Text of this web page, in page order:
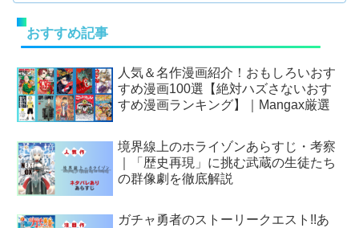
おすすめ記事
人気＆名作漫画紹介！おもしろいおす
すめ漫画100選【絶対ハズさないおす
すめ漫画ランキング】｜Mangax厳選
境界線上のホライゾンあらすじ・考察
｜「歴史再現」に挑む武蔵の生徒たち
の群像劇を徹底解説
ガチャ勇者のストーリークエスト!!あ